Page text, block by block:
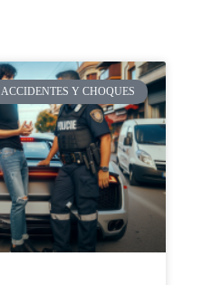
ACCIDENTES Y CHOQUES